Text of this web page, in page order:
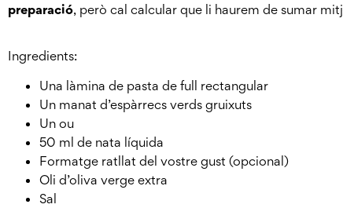
preparació, però cal calcular que li haurem de sumar
Ingredients:
Una làmina de pasta de full rectangular
Un manat d’espàrrecs verds gruixuts
Un ou
50 ml de nata líquida
Formatge ratllat del vostre gust (opcional)
Oli d’oliva verge extra
Sal